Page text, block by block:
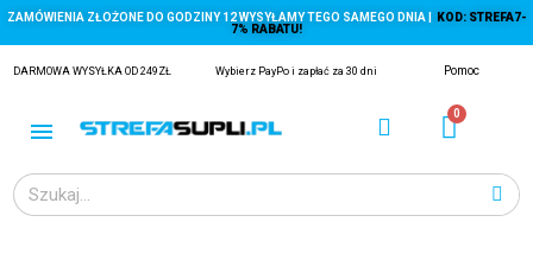
ZAMÓWIENIA ZŁOŻONE DO GODZINY 12 WYSYŁAMY TEGO SAMEGO DNIA |
KOD: STREFA7-
7% RABATU!
DARMOWA WYSYŁKA OD 249ZŁ Wybierz PayPo i zapłać za 30 dni Pomoc